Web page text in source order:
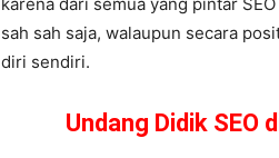
sah sah saja, walaupun secara
diri sendiri.
Undang Didik